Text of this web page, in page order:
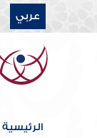
عربي
الرئيسية